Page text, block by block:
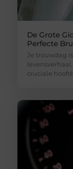
De Grote
Perfecte
Je trouwdag
cruciale